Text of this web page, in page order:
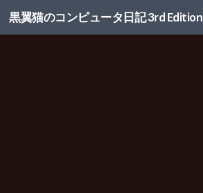
コンテンツへスキップ
黒翼猫のコンピュータ日記 3rd Edition